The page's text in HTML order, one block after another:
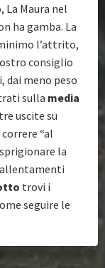
La Maura nel
ha gamba. La
l’attrito,
consiglio
dai meno peso
sulla media
uscite su
“al
la
trovi i
seguire le